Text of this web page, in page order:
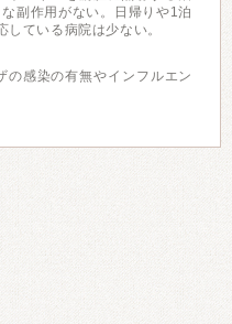
副作用がない。日帰りや1泊
ている病院は少ない。
の感染の有無やインフルエン